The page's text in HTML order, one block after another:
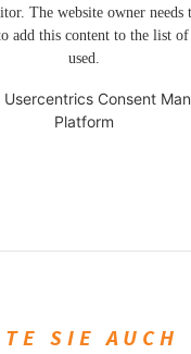
The website owner needs
add this content to the list of
used.
Usercentrics Consent
Platform
SIE AUCH